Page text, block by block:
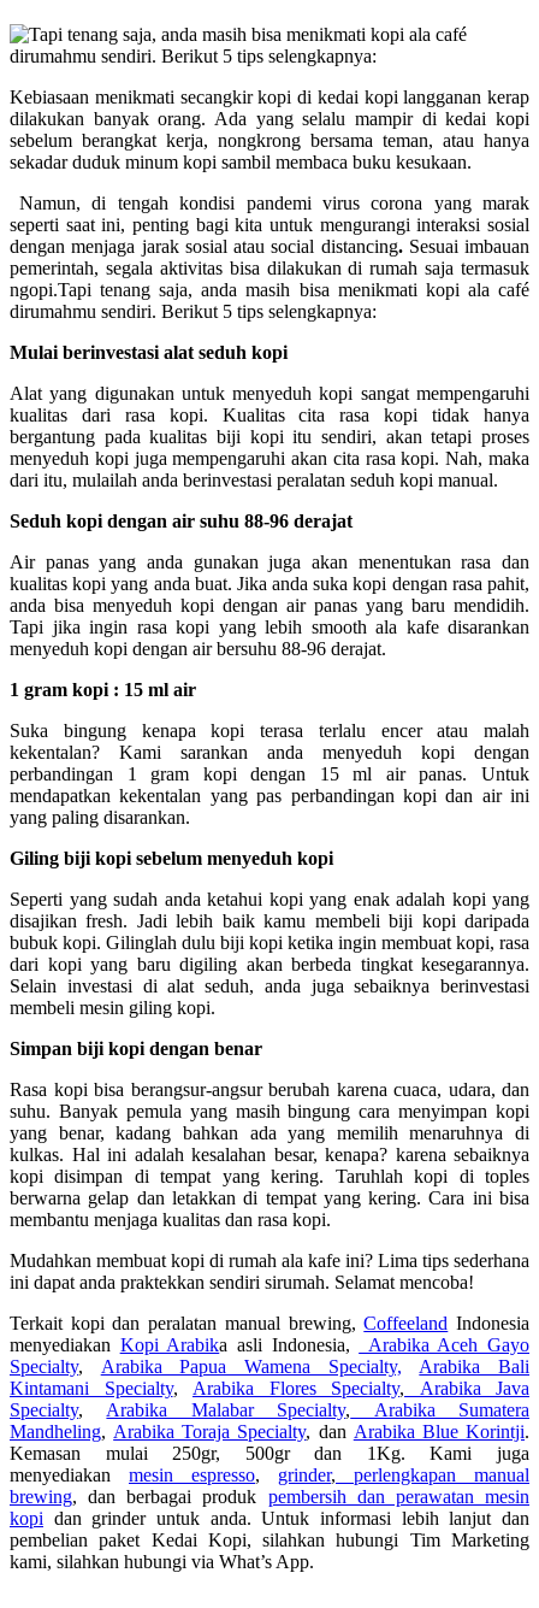
Kebiasaan menikmati secangkir kopi di kedai kopi langganan kerap
dilakukan banyak orang. Ada yang selalu mampir di kedai kopi
sebelum berangkat kerja, nongkrong bersama teman, atau hanya
sekadar duduk minum kopi sambil membaca buku kesukaan.
Namun, di tengah kondisi pandemi virus corona yang marak
seperti saat ini, penting bagi kita untuk mengurangi interaksi sosial
dengan menjaga jarak sosial atau social distancing.Sesuai imbauan
pemerintah, segala aktivitas bisa dilakukan di rumah saja termasuk
ngopi.Tapi tenang saja, anda masih bisa menikmati kopi ala café
dirumahmu sendiri. Berikut 5 tips selengkapnya:
Mulai berinvestasi alat seduh kopi
Alat yang digunakan untuk menyeduh kopi sangat mempengaruhi
kualitas dari rasa kopi. Kualitas cita rasa kopi tidak hanya
bergantung pada kualitas biji kopi itu sendiri, akan tetapi proses
menyeduh kopi juga mempengaruhi akan cita rasa kopi. Nah, maka
dari itu, mulailah anda berinvestasi peralatan seduh kopi manual.
Seduh kopi dengan air suhu 88-96 derajat
Air panas yang anda gunakan juga akan menentukan rasa dan
kualitas kopi yang anda buat. Jika anda suka kopi dengan rasa pahit,
anda bisa menyeduh kopi dengan air panas yang baru mendidih.
Tapi jika ingin rasa kopi yang lebih smooth ala kafe disarankan
menyeduh kopi dengan air bersuhu 88-96 derajat.
1 gram kopi : 15 ml air
Suka bingung kenapa kopi terasa terlalu encer atau malah
kekentalan? Kami sarankan anda menyeduh kopi dengan
perbandingan 1 gram kopi dengan 15 ml air panas. Untuk
mendapatkan kekentalan yang pas perbandingan kopi dan air ini
yang paling disarankan.
Giling biji kopi sebelum menyeduh kopi
Seperti yang sudah anda ketahui kopi yang enak adalah kopi yang
disajikan fresh. Jadi lebih baik kamu membeli biji kopi daripada
bubuk kopi. Gilinglah dulu biji kopi ketika ingin membuat kopi, rasa
dari kopi yang baru digiling akan berbeda tingkat kesegarannya.
Selain investasi di alat seduh, anda juga sebaiknya berinvestasi
membeli mesin giling kopi.
Simpan biji kopi dengan benar
Rasa kopi bisa berangsur-angsur berubah karena cuaca, udara, dan
suhu. Banyak pemula yang masih bingung cara menyimpan kopi
yang benar, kadang bahkan ada yang memilih menaruhnya di
kulkas. Hal ini adalah kesalahan besar, kenapa? karena sebaiknya
kopi disimpan di tempat yang kering. Taruhlah kopi di toples
berwarna gelap dan letakkan di tempat yang kering. Cara ini bisa
membantu menjaga kualitas dan rasa kopi.
Mudahkan membuat kopi di rumah ala kafe ini? Lima tips sederhana
ini dapat anda praktekkan sendiri sirumah. Selamat mencoba!
Terkait kopi dan peralatan manual brewing,Coffeeland Indonesia
menyediakan Kopi Arabika asli Indonesia,
Arabika Aceh Gayo
Specialty, Arabika Papua Wamena Specialty,
Arabika Bali
Kintamani Specialty, Arabika Flores Specialty, Arabika Java
Specialty, Arabika Malabar Specialty, Arabika Sumatera
Mandheling, Arabika Toraja Specialty, dan Arabika Blue Korintji.
Kemasan mulai 250gr, 500gr dan 1Kg. Kami juga
menyediakan mesin espresso, grinder, perlengkapan manual
brewing, dan berbagai produk pembersih dan perawatan mesin
kopi dan grinder untuk anda. Untuk informasi lebih lanjut dan
pembelian paket Kedai Kopi, silahkan hubungi Tim Marketing
kami, silahkan hubungi via What’s App.